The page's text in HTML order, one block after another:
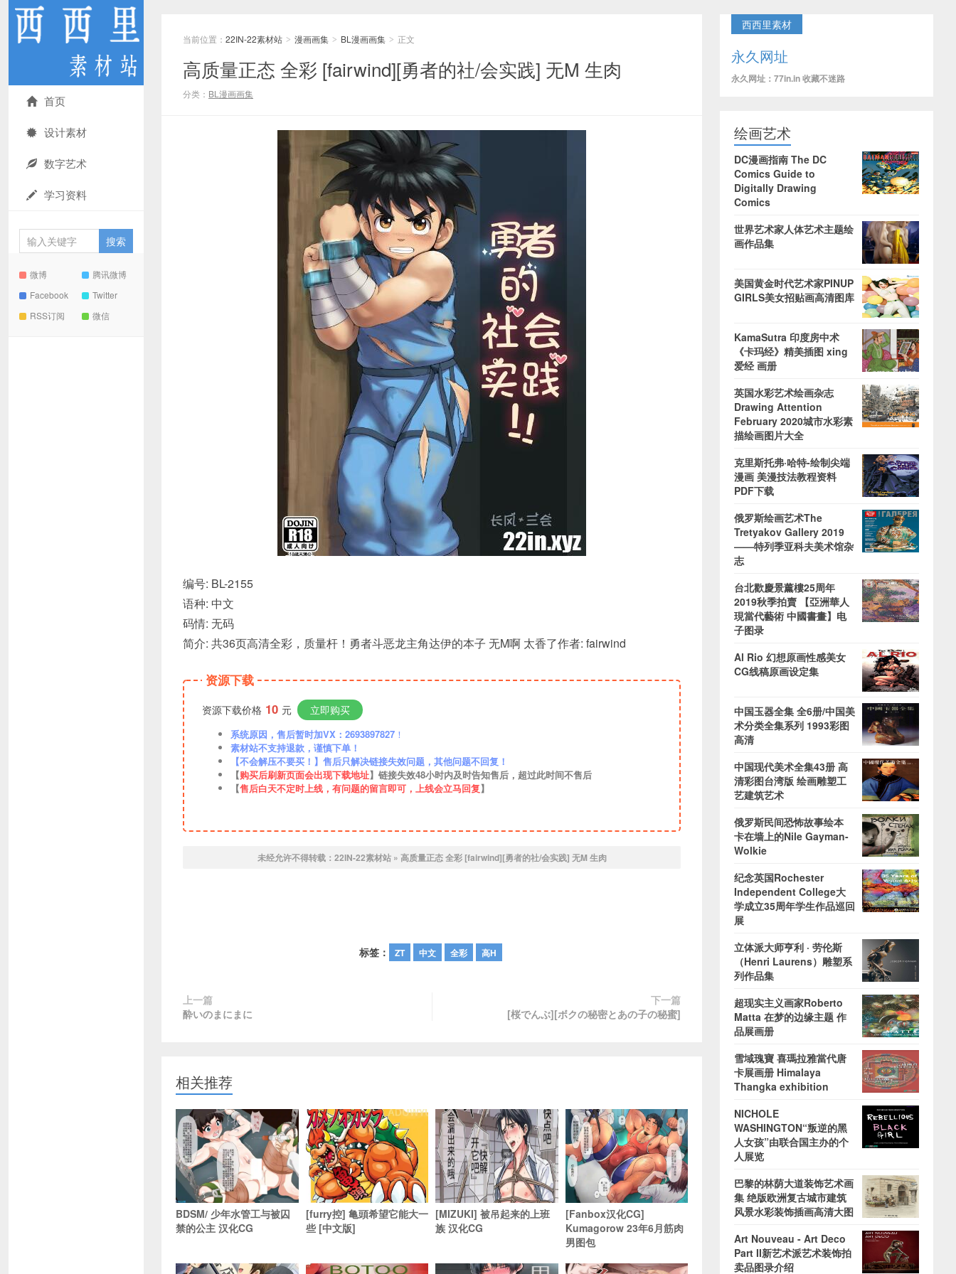
首页
设计素材
数字艺术
学习资料
微博
腾讯微博
Facebook
Twitter
RSS订阅
微信
当前位置： 22IN-22素材站 > 漫画画集 > BL漫画画集 > 正文
高质量正态 全彩 [fairwind][勇者的社/会实践] 无M 生肉
分类： BL漫画画集
编号: BL-2155
语种: 中文
码情: 无码
简介: 共36页高清全彩，质量杆！勇者斗恶龙主角达伊的本子 无M啊 太香了作者: fairwind
资源下载
资源下载价格 10 元 立即购买
系统原因，售后暂时加VX：2693897827 ！
素材站不支持退款，谨慎下单！
【不会解压不要买！】售后只解决链接失效问题，其他问题不回复！
【购买后刷新页面会出现下载地址】链接失效48小时内及时告知售后，超过此时间不售后
【售后白天不定时上线，有问题的留言即可，上线会立马回复】
未经允许不得转载： 22IN-22素材站» 高质量正态 全彩 [fairwind][勇者的社/会实践] 无M 生肉
标签： ZT 中文 全彩 高H
上一篇
酔いのまにまに
下一篇
[桜でんぶ][ボクの秘密とあの子の秘蜜]
相关推荐
BDSM/ 少年水管工与被囚
禁的公主 汉化CG
[furry控] 亀頭希望它能大一
些 [中文版]
[MIZUKI] 被吊起来的上班
族 汉化CG
[Fanbox汉化CG]
Kumagorow 23年6月筋肉
男图包
西西里素材
永久网址
永久网址：77in.in 收藏不迷路
绘画艺术
DC漫画指南 The DC
Comics Guide to
Digitally Drawing
Comics
世界艺术家人体艺术主题绘
画作品集
美国黄金时代艺术家PINUP
GIRLS美女招贴画高清图库
KamaSutra 印度房中术
《卡玛经》精美插图 xing
爱经 画册
英国水彩艺术绘画杂志
Drawing Attention
February 2020城市水彩素
描绘画图片大全
克里斯托弗·哈特-绘制尖端
漫画 美漫技法教程资料
PDF下载
俄罗斯绘画艺术The
Tretyakov Gallery 2019
——特列季亚科夫美术馆杂
志
台北歡慶景薰樓25周年
2019秋季拍賣 【亞洲華人
現當代藝術 中國書畫】电
子图录
Al Rio 幻想原画性感美女
CG线稿原画设定集
中国玉器全集 全6册/中国美
术分类全集系列 1993彩图
高清
中国现代美术全集43册 高
清彩图台湾版 绘画雕塑工
艺建筑艺术
俄罗斯民间恐怖故事绘本
卡在墙上的Nile Gayman-
Wolkie
纪念英国Rochester
Independent College大
学成立35周年学生作品巡回
展
立体派大师亨利 · 劳伦斯
（Henri Laurens）雕塑系
列作品集
超现实主义画家Roberto
Matta 在梦的边缘主题 作
品展画册
雪域瑰寶 喜瑪拉雅當代唐
卡展画册 Himalaya
Thangka exhibition
NICHOLE
WASHINGTON“叛逆的黑
人女孩”由联合国主办的个
人展览
巴黎的林荫大道装饰艺术画
集 绝版欧洲复古城市建筑
风景水彩装饰插画高清大图
Art Nouveau - Art Deco
Part II新艺术派艺术装饰拍
卖品图录介绍